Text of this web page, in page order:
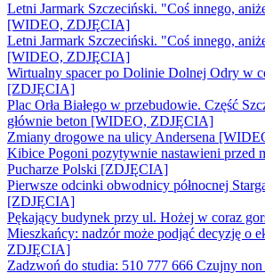
Letni Jarmark Szczeciński. "Coś innego,
[WIDEO, ZDJĘCIA]
Letni Jarmark Szczeciński. "Coś innego,
[WIDEO, ZDJĘCIA]
Wirtualny spacer po Dolinie Dolnej Odry w
[ZDJĘCIA]
Plac Orła Białego w przebudowie. Część
głównie beton [WIDEO, ZDJĘCIA]
Zmiany drogowe na ulicy Andersena
Kibice Pogoni pozytywnie nastawieni przed
Pucharze Polski [ZDJĘCIA]
Pierwsze odcinki obwodnicy północnej
[ZDJĘCIA]
Pękający budynek przy ul. Hożej w coraz
Mieszkańcy: nadzór może podjąć decyzję o
ZDJĘCIA]
Zadzwoń do studia: 510 777 666 Czujny non